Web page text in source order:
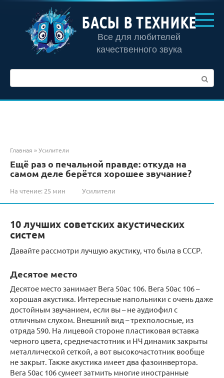
контенту
БАСЫ В ТЕХНИКЕ
Все для любителей
качественного звука
Главная »Усилители
Ещё раз о печальной правде: откуда на
самом деле берётся хорошее звучание?
На чтение: 25 мин Усилители
10 лучших советских акустических
систем
Давайте рассмотри лучшую акустику, что была в СССР.
Десятое место
Десятое место занимает Вега 50ас 106. Вега 50ас 106 –
хорошая акустика. Интересные напольники с очень даже
достойным звучанием, если вы – не аудиофил с
отличным слухом. Внешний вид – трехполосные, из
отряда S90. На лицевой стороне пластиковая вставка
черного цвета, среднечастотник и НЧ динамик закрыты
металлической сеткой, а вот высокочастотник вообще
не закрыт. Также акустика имеет два фазоинвертора.
Вега 50ас 106 сумеет затмить многие иностранные